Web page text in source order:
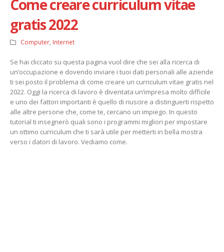
Come creare curriculum vitae
gratis 2022
Computer, Internet
Se hai cliccato su questa pagina vuol dire che sei alla ricerca di
un’occupazione e dovendo inviare i tuoi dati personali alle aziende
ti sei posto il problema di come creare un curriculum vitae gratis nel
2022. Oggi la ricerca di lavoro è diventata un’impresa molto difficile
e uno dei fattori importanti è quello di riuscire a distinguerti rispetto
alle altre persone che, come te, cercano un impiego. In questo
tutorial ti insegnerò quali sono i programmi migliori per impostare
un ottimo curriculum che ti sarà utile per metterti in bella mostra
verso i datori di lavoro. Vediamo come.